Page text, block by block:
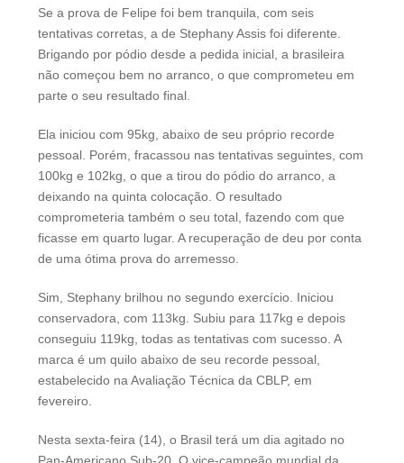
Se a prova de Felipe foi bem tranquila, com seis
tentativas corretas, a de Stephany Assis foi diferente.
Brigando por pódio desde a pedida inicial, a brasileira
não começou bem no arranco, o que comprometeu em
parte o seu resultado final.
Ela iniciou com 95kg, abaixo de seu próprio recorde
pessoal. Porém, fracassou nas tentativas seguintes, com
100kg e 102kg, o que a tirou do pódio do arranco, a
deixando na quinta colocação. O resultado
comprometeria também o seu total, fazendo com que
ficasse em quarto lugar. A recuperação de deu por conta
de uma ótima prova do arremesso.
Sim, Stephany brilhou no segundo exercício. Iniciou
conservadora, com 113kg. Subiu para 117kg e depois
conseguiu 119kg, todas as tentativas com sucesso. A
marca é um quilo abaixo de seu recorde pessoal,
estabelecido na Avaliação Técnica da CBLP, em
fevereiro.
Nesta sexta-feira (14), o Brasil terá um dia agitado no